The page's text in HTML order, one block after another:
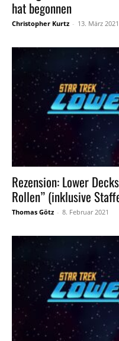
hat begonnen
Christopher Kurtz - 13. März 2021
Rezension: Lower
Rollen” (inklusive
Thomas Götz - 8. Februar 2021